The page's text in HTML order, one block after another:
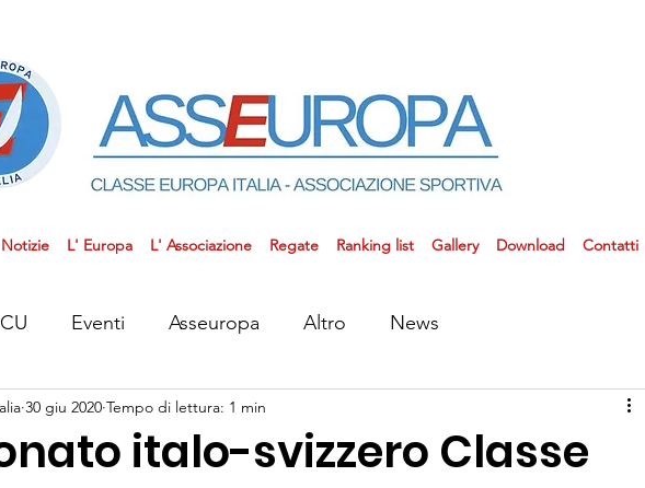
Notizie L' Europa L' Associazione Regate Ranking list Gallery Download Contatti
Eventi Asseuropa Altro News
italo-svizzero Classe
30 giu 2020 Tempo di lettura: 1 min